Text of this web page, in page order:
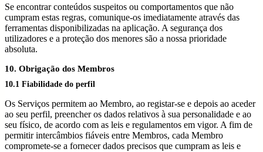
Se encontrar conteúdos suspeitos ou comportamentos que não
cumpram estas regras, comunique-os imediatamente através das
ferramentas disponibilizadas na aplicação. A segurança dos
utilizadores e a proteção dos menores são a nossa prioridade
absoluta.
10. Obrigação dos Membros
10.1 Fiabilidade do perfil
Os Serviços permitem ao Membro, ao registar-se e depois ao aceder
ao seu perfil, preencher os dados relativos à sua personalidade e ao
seu físico, de acordo com as leis e regulamentos em vigor. A fim de
permitir intercâmbios fiáveis entre Membros, cada Membro
compromete-se a fornecer dados precisos que cumpram as leis e